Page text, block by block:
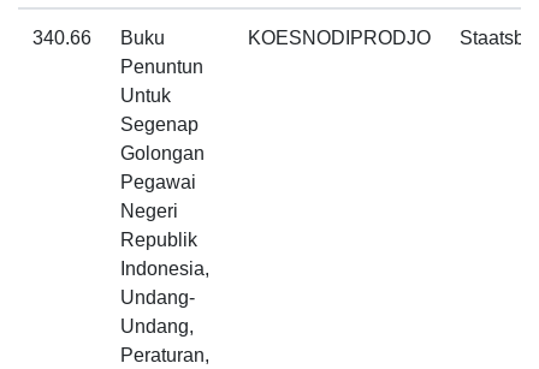
340.66
Buku
Penuntun
Untuk
Segenap
Golongan
Pegawai
Negeri
Republik
Indonesia,
Undang-
Undang,
Peraturan,
KOESNODIPRODJO